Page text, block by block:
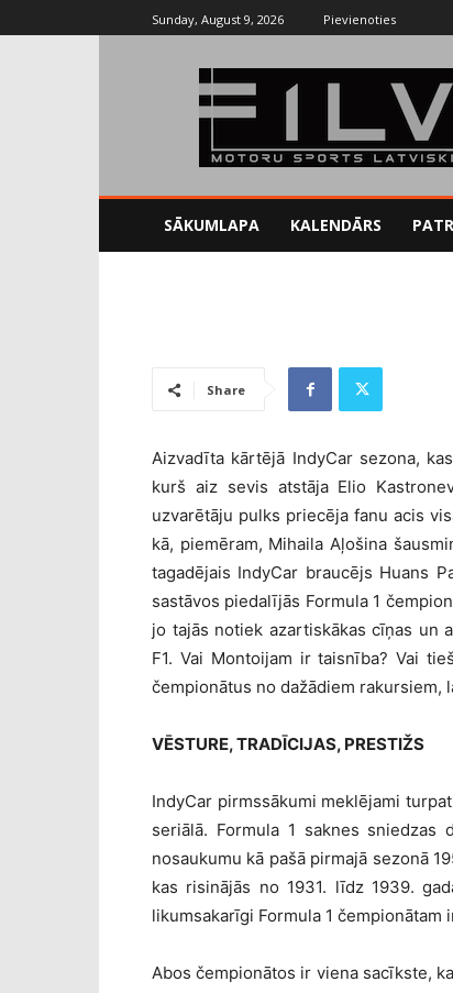
Sunday, August 9, 2026 Pievienoties
SĀKUMLAPA KALENDĀRS
Share
Aizvadīta kārtējā IndyCar sezona,
kurš aiz sevis atstāja Elio
uzvarētāju pulks priecēja fanu acis
kā, piemēram, Mihaila Aļošina
tagadējais IndyCar braucējs Huans
sastāvos piedalījās Formula 1
jo tajās notiek azartiskākas cīņas un
F1. Vai Montoijam ir taisnība? Vai
čempionātus no dažādiem rakursiem,
VĒSTURE, TRADĪCIJAS, PRESTIŽS
IndyCar pirmssākumi meklējami
seriālā. Formula 1 saknes
nosaukumu kā pašā pirmajā sezonā
kas risinājās no 1931. līdz 1939.
likumsakarīgi Formula 1 čempionātam
Abos čempionātos ir viena sacīkste,